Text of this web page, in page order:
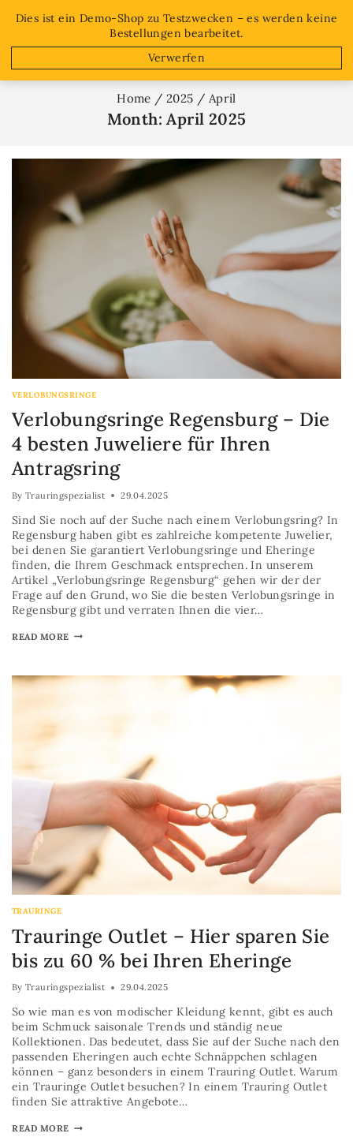
Dies ist ein Demo-Shop zu Testzwecken – es werden keine
Bestellungen bearbeitet.
Verwerfen
Free shipping on orders over $50!
Home / 2025 / April
Month: April 2025
VERLOBUNGSRINGE
Verlobungsringe Regensburg – Die
4 besten Juweliere für Ihren
Antragsring
By Trauringspezialist 29.04.2025
Sind Sie noch auf der Suche nach einem Verlobungsring? In
Regensburg haben gibt es zahlreiche kompetente Juwelier,
bei denen Sie garantiert Verlobungsringe und Eheringe
finden, die Ihrem Geschmack entsprechen. In unserem
Artikel „Verlobungsringe Regensburg“ gehen wir der der
Frage auf den Grund, wo Sie die besten Verlobungsringe in
Regensburg gibt und verraten Ihnen die vier…
READ MORE
TRAURINGE
Trauringe Outlet – Hier sparen Sie
bis zu 60 % bei Ihren Eheringe
By Trauringspezialist 29.04.2025
So wie man es von modischer Kleidung kennt, gibt es auch
beim Schmuck saisonale Trends und ständig neue
Kollektionen. Das bedeutet, dass Sie auf der Suche nach den
passenden Eheringen auch echte Schnäppchen schlagen
können – ganz besonders in einem Trauring Outlet. Warum
ein Trauringe Outlet besuchen? In einem Trauring Outlet
finden Sie attraktive Angebote…
READ MORE